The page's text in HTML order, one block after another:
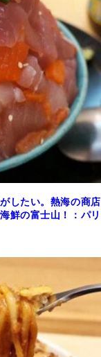
したい。熱海の商店
鮮の富士山！：パリ